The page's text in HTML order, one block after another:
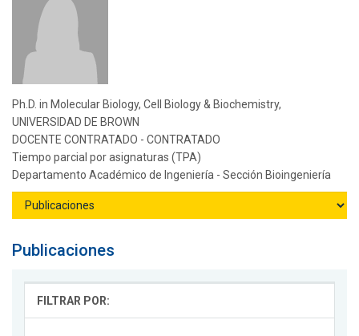
Ph.D. in Molecular Biology, Cell Biology & Biochemistry,
UNIVERSIDAD DE BROWN
DOCENTE CONTRATADO - CONTRATADO
Tiempo parcial por asignaturas (TPA)
Departamento Académico de Ingeniería - Sección Bioingeniería
Publicaciones
FILTRAR POR: